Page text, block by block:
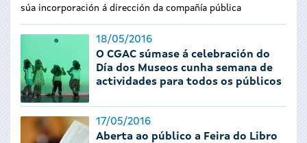
súa incorporación á dirección da compañía pública
18/05/2016
O CGAC súmase á celebración do
Día dos Museos cunha semana de
actividades para todos os públicos
17/05/2016
Aberta ao público a Feira do Libro